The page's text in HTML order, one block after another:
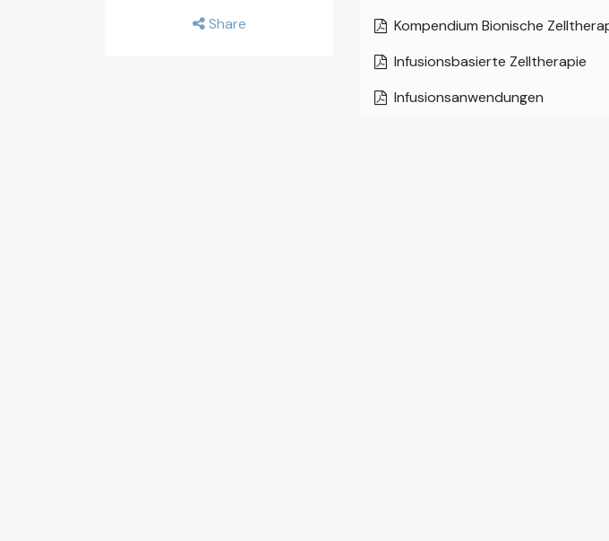
Share
Kompendium Bionische
Infusionsbasierte Zelltherapie
Infusionsanwendungen